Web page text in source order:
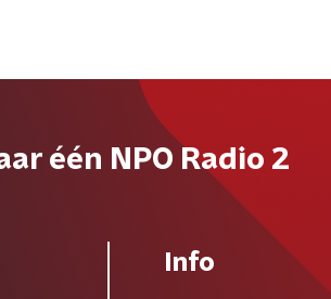
één NPO Radio 2
Info